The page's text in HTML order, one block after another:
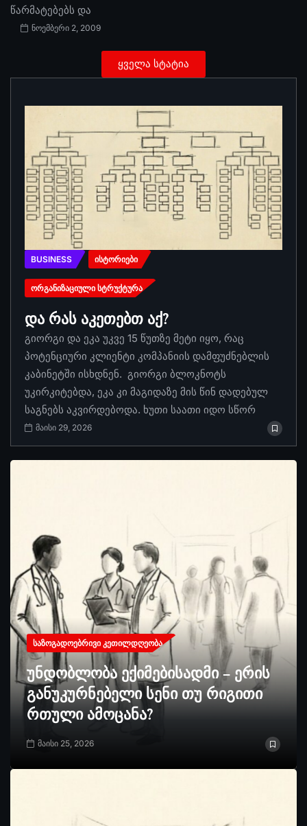
წარმატებებს და
ნოემბერი 2, 2009
ყველა სტატია
BUSINESS ᲘᲡᲢᲝᲠᲘᲔᲑᲘ
ᲝᲠᲒᲐᲜᲘᲖᲐᲪᲘᲣᲚᲘ ᲡᲢᲠᲣᲥᲢᲣᲠᲐ
და რას აკეთებთ აქ?
გიორგი და ეკა უკვე 15 წუთზე მეტი იყო, რაც
პოტენციური კლიენტი კომპანიის დამფუძნებლის
კაბინეტში ისხდნენ. გიორგი ბლოკნოტს
უკირკიტებდა, ეკა კი მაგიდაზე მის წინ დადებულ
საგნებს აკვირდებოდა. ხუთი საათი იდო სწორ
მაისი 29, 2026
ᲡᲐᲖᲝᲒᲐᲓᲝᲔᲑᲠᲘᲕᲘ ᲙᲔᲗᲘᲚᲓᲦᲔᲝᲑᲐ
უნდობლობა ექიმებისადმი – ერის
განუკურნებელი სენი თუ რიგითი
რთული ამოცანა?
მაისი 25, 2026